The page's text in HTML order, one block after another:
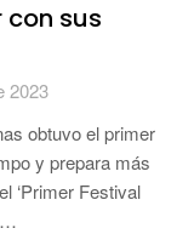
sus
2023
obtuvo el primer
y prepara más
‘Primer Festival